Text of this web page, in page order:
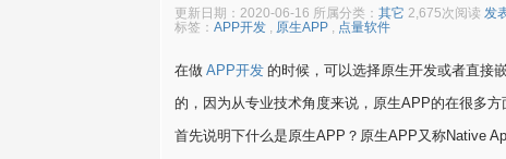
更新日期：2020-06-16 所属分类： 其它 2,675次阅读 发
标签： APP开发 , 原生APP , 点量软件
在做 APP开发 的时候，可以选择原生开发或者直接
的，因为从专业技术角度来说，原生APP的在很多
首先说明下什么是原生APP？原生APP又称Native